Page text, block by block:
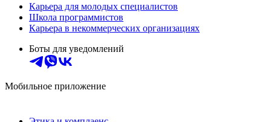
Карьера для молодых специалистов
Школа программистов
Карьера в некоммерческих организациях
Боты для уведомлений
Мобильное приложение